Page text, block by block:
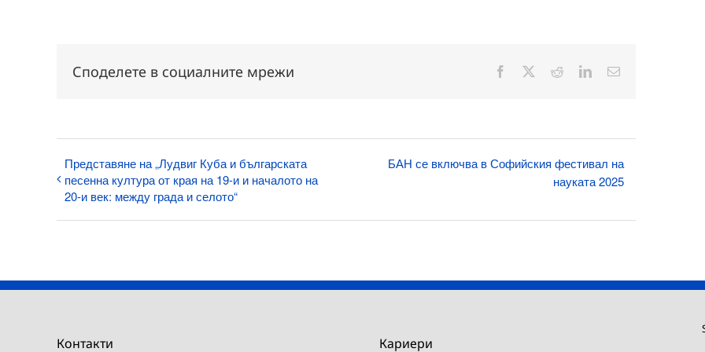
Споделете в социалните мрежи Facebook RedditLinkedInЕлектронна
Представяне на „Лудвиг Куба и българската
песенна култура от края на 19-и и началото на
20-и век: между града и селото“
БАН се включва в Софийския фестивал на
науката 2025
Контакти Кариери